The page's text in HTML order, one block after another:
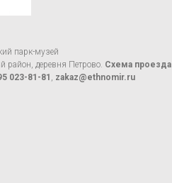
парк-музей
район, деревня Петрово. Схема проезда
023-81-81 , zakaz@ethnomir.ru